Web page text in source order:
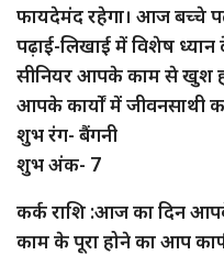
फायदेमंद रहेगा। आज बच्चे
पढ़ाई-लिखाई में विशेष
सीनियर आपके काम से खुश
आपके कार्यों में जीवनसाथी का
शुभ रंग- बैंगनी
शुभ अंक- 7
कर्क राशि :आज का दिन
काम के पूरा होने का आप